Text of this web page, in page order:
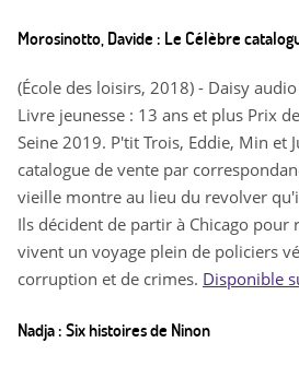
Morosinotto, Davide : Le Célèbre
(École des loisirs, 2018) - Daisy
Livre jeunesse : 13 ans et plus Prix
Seine 2019. P'tit Trois, Eddie, Min et
catalogue de vente par
vieille montre au lieu du revolver
Ils décident de partir à Chicago pour
vivent un voyage plein de policiers
corruption et de crimes. Disponible
Nadja : Six histoires de Ninon